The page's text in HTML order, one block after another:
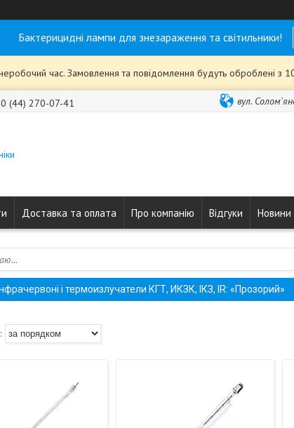
Бактерицидні лампи для знезараження та світильники!
час. Замовлення та повідомлення будуть оброблені з
(44) 270-07-41 вул.
Доставка та оплата Про компанію Відгуки Новини
і термоизлучатели КГТ, ИКЗК, ІКЗ, IR: «Прозорий»